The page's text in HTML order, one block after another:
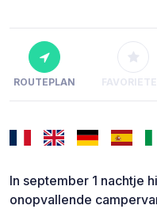
ROUTEPLAN
In september 1 nachtje
onopvallende